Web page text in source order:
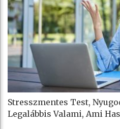
Stresszmentes Test,
Legalábbis Valami, Ami